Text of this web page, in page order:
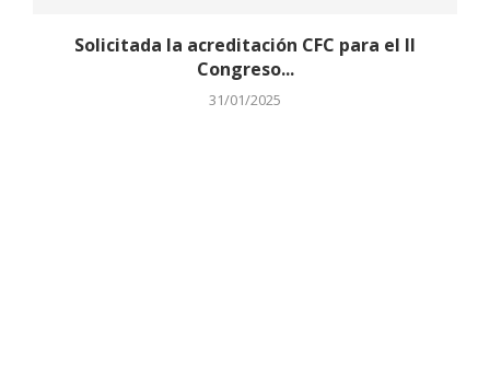
Solicitada la acreditación CFC para el II
Congreso...
31/01/2025